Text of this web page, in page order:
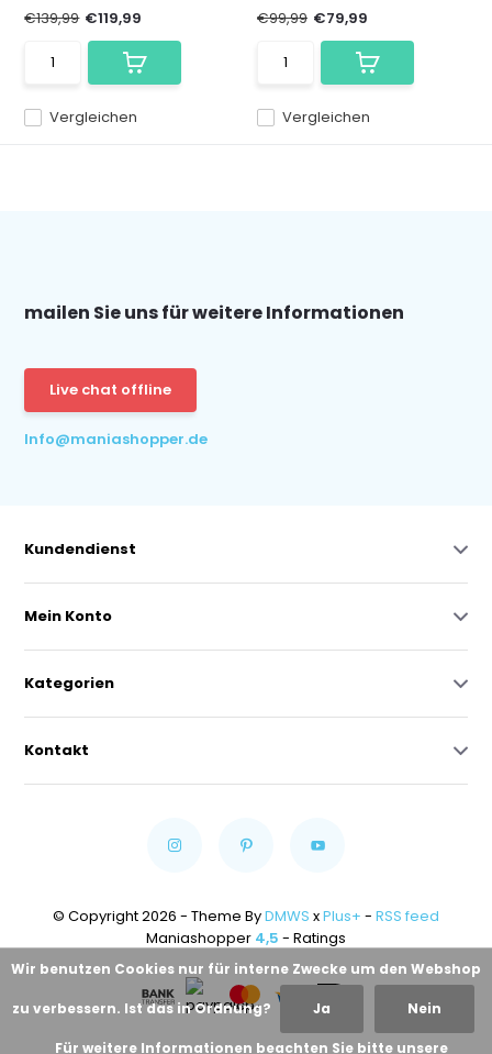
Vergleichen
€139,99 €119,99
Vergleichen
€99,99 €79,99
mailen Sie uns für weitere Informationen
Live chat offline
Info@maniashopper.de
Kundendienst
Mein Konto
Kategorien
Kontakt
© Copyright 2026 - Theme ByDMWS xPlus+ - RSS feed
Maniashopper 4,5 - Ratings
Wir benutzen Cookies nur für interne Zwecke um den Webshop
zu verbessern. Ist das in Ordnung? Ja Nein
Für weitere Informationen beachten Sie bitte unsere